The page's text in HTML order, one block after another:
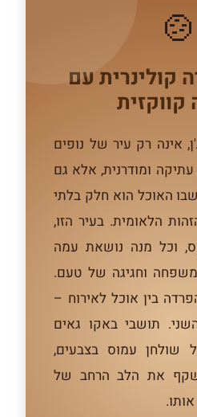
🍲
קולינרית עם
אינה רק עיר של נופים
ומודרנית, אלא גם
האוכל הוא חלק בלתי
הלאומית. בעיר הזו,
וכל מנה נושאת עמה
וחגיגה של טעם.
בין אוכל לאירוח –
תושבי באקו גאים
שולחן עמוס בצבעים,
את הלב הרחב של